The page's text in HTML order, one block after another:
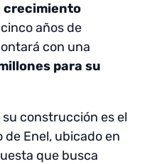
crecimiento
años de
con una
para su
construcción es el
Enel, ubicado en
que busca